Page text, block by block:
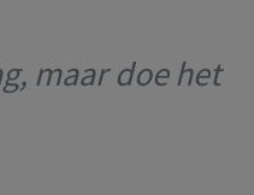
maar doe het